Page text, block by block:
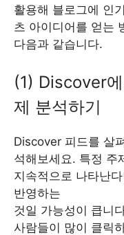
활용해 블로그에 인
츠 아이디어를 얻는
다음과 같습니다.
(1) Discover
제 분석하기
Discover 피드를 살
석해보세요. 특정 주
지속적으로 나타난
반영하는
것일 가능성이 큽니
사람들이 많이 클릭